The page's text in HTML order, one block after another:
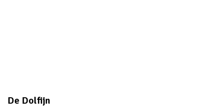
De Dolfijn